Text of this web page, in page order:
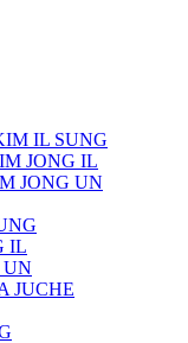
IL SUNG
JONG IL
JONG UN
IL
UN
JUCHE